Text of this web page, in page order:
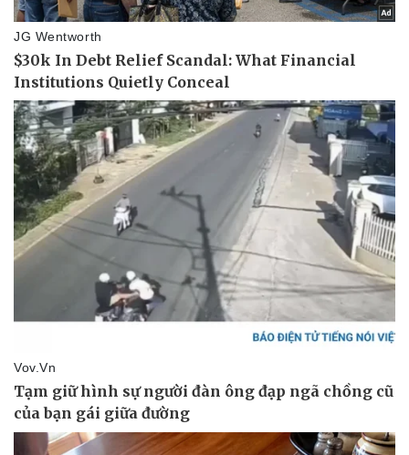
Pháp luật
Vụ án
Tin nóng
Tư vấn luật
Vũ khí
Việt Nam